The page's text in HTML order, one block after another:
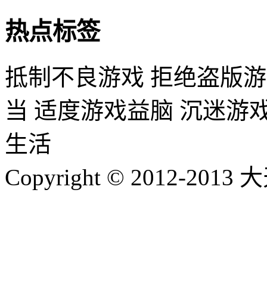
热点标签
抵制不良游戏 拒绝盗版
当 适度游戏益脑 沉迷游
生活
Copyright © 2012-2013